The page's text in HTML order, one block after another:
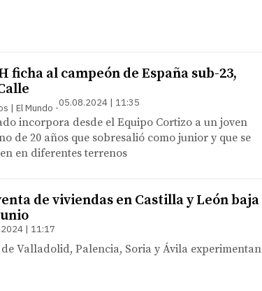
ficha al campeón de España sub-23,
| El Mundo 05.08.2024 | 11:35
incorpora desde el Equipo Cortizo a un joven
de 20 años que sobresalió como junior y que se
en diferentes terrenos
de viviendas en Castilla y León baja
| 11:17
Valladolid, Palencia, Soria y Ávila experimentan